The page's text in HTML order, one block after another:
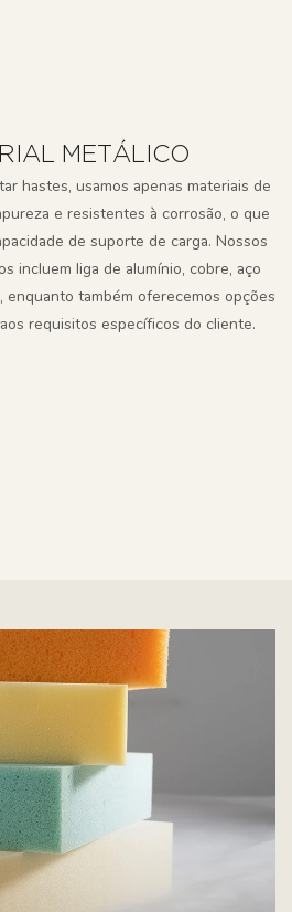
METÁLICO
hastes, usamos apenas materiais de
e resistentes à corrosão, o que
de suporte de carga. Nossos
​​incluem liga de alumínio, cobre, aço
também oferecemos opções
requisitos específicos do cliente.